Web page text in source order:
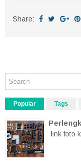
Share:
Popular Tags
link foto